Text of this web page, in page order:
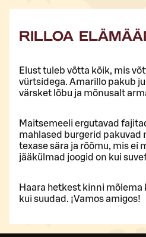
RILLOA
Elust tuleb võtta kõik, mis
vürtsidega. Amarillo pakub
värsket lõbu ja mõnusalt
Maitsemeeli ergutavad
mahlased burgerid pakuvad
texase sära ja rõõmu, mis ei
jääkülmad joogid on kui
Haara hetkest kinni mõlema
kui suudad. ¡Vamos amigos!